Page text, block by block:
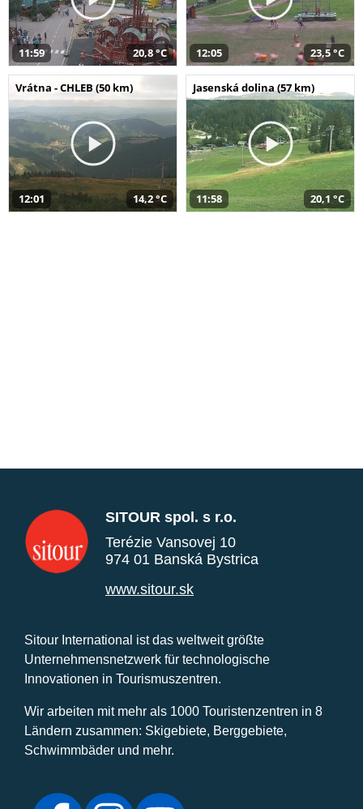
11:59 20,8 °C 12:05 23,5 °C
Vrátna - CHLEB (50 km)
12:01 14,2 °C
Jasenská dolina (57 km)
11:58 20,1 °C
SITOUR spol. s r.o.
Terézie Vansovej 10
974 01 Banská Bystrica
www.sitour.sk
Sitour International ist das weltweit größte
Unternehmensnetzwerk für technologische
Innovationen in Tourismuszentren.
Wir arbeiten mit mehr als 1000 Touristenzentren in 8
Ländern zusammen: Skigebiete, Berggebiete,
Schwimmbäder und mehr.